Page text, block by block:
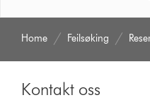
Home Feilsøking
Kontakt oss